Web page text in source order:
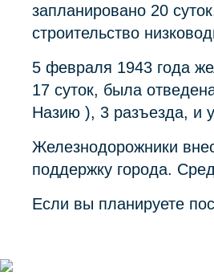
запланировано 20
строительство
5 февраля 1943 года
17 суток, была
Назию ), 3 разъезда, и
Железнодорожники
поддержку города.
Если вы планируете